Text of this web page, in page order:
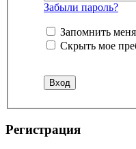
Забыли пароль?
Запомнить меня
Скрыть мое
Регистрация